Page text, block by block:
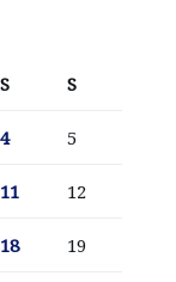
S S
4 5
11 12
18 19